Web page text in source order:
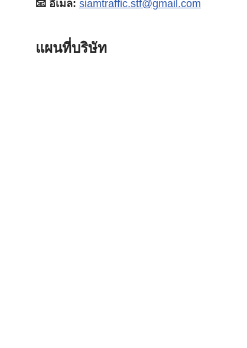
📧 อีเมล: siamtraffic.stf@gmail.com
แผนที่บริษัท